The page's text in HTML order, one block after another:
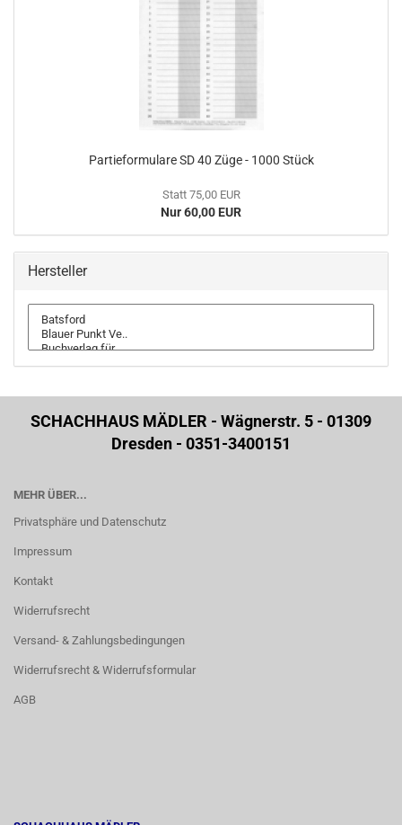
Partieformulare SD 40 Züge - 1000 Stück
Statt 75,00 EUR
Nur 60,00 EUR
Hersteller
SCHACHHAUS MÄDLER - Wägnerstr. 5 - 01309
Dresden - 0351-3400151
MEHR ÜBER...
Privatsphäre und Datenschutz
Impressum
Kontakt
Widerrufsrecht
Versand- & Zahlungsbedingungen
Widerrufsrecht & Widerrufsformular
AGB